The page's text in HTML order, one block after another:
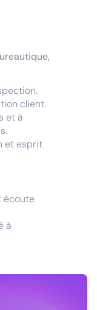
client.
et à
et esprit
écoute
à